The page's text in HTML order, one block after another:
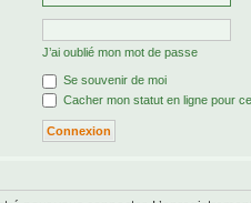
J’ai oublié mon mot de passe
Se souvenir de moi
Cacher mon statut en ligne pour